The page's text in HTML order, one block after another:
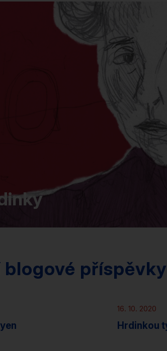
příspěvky
16. 10. 2020
Hrdinkou